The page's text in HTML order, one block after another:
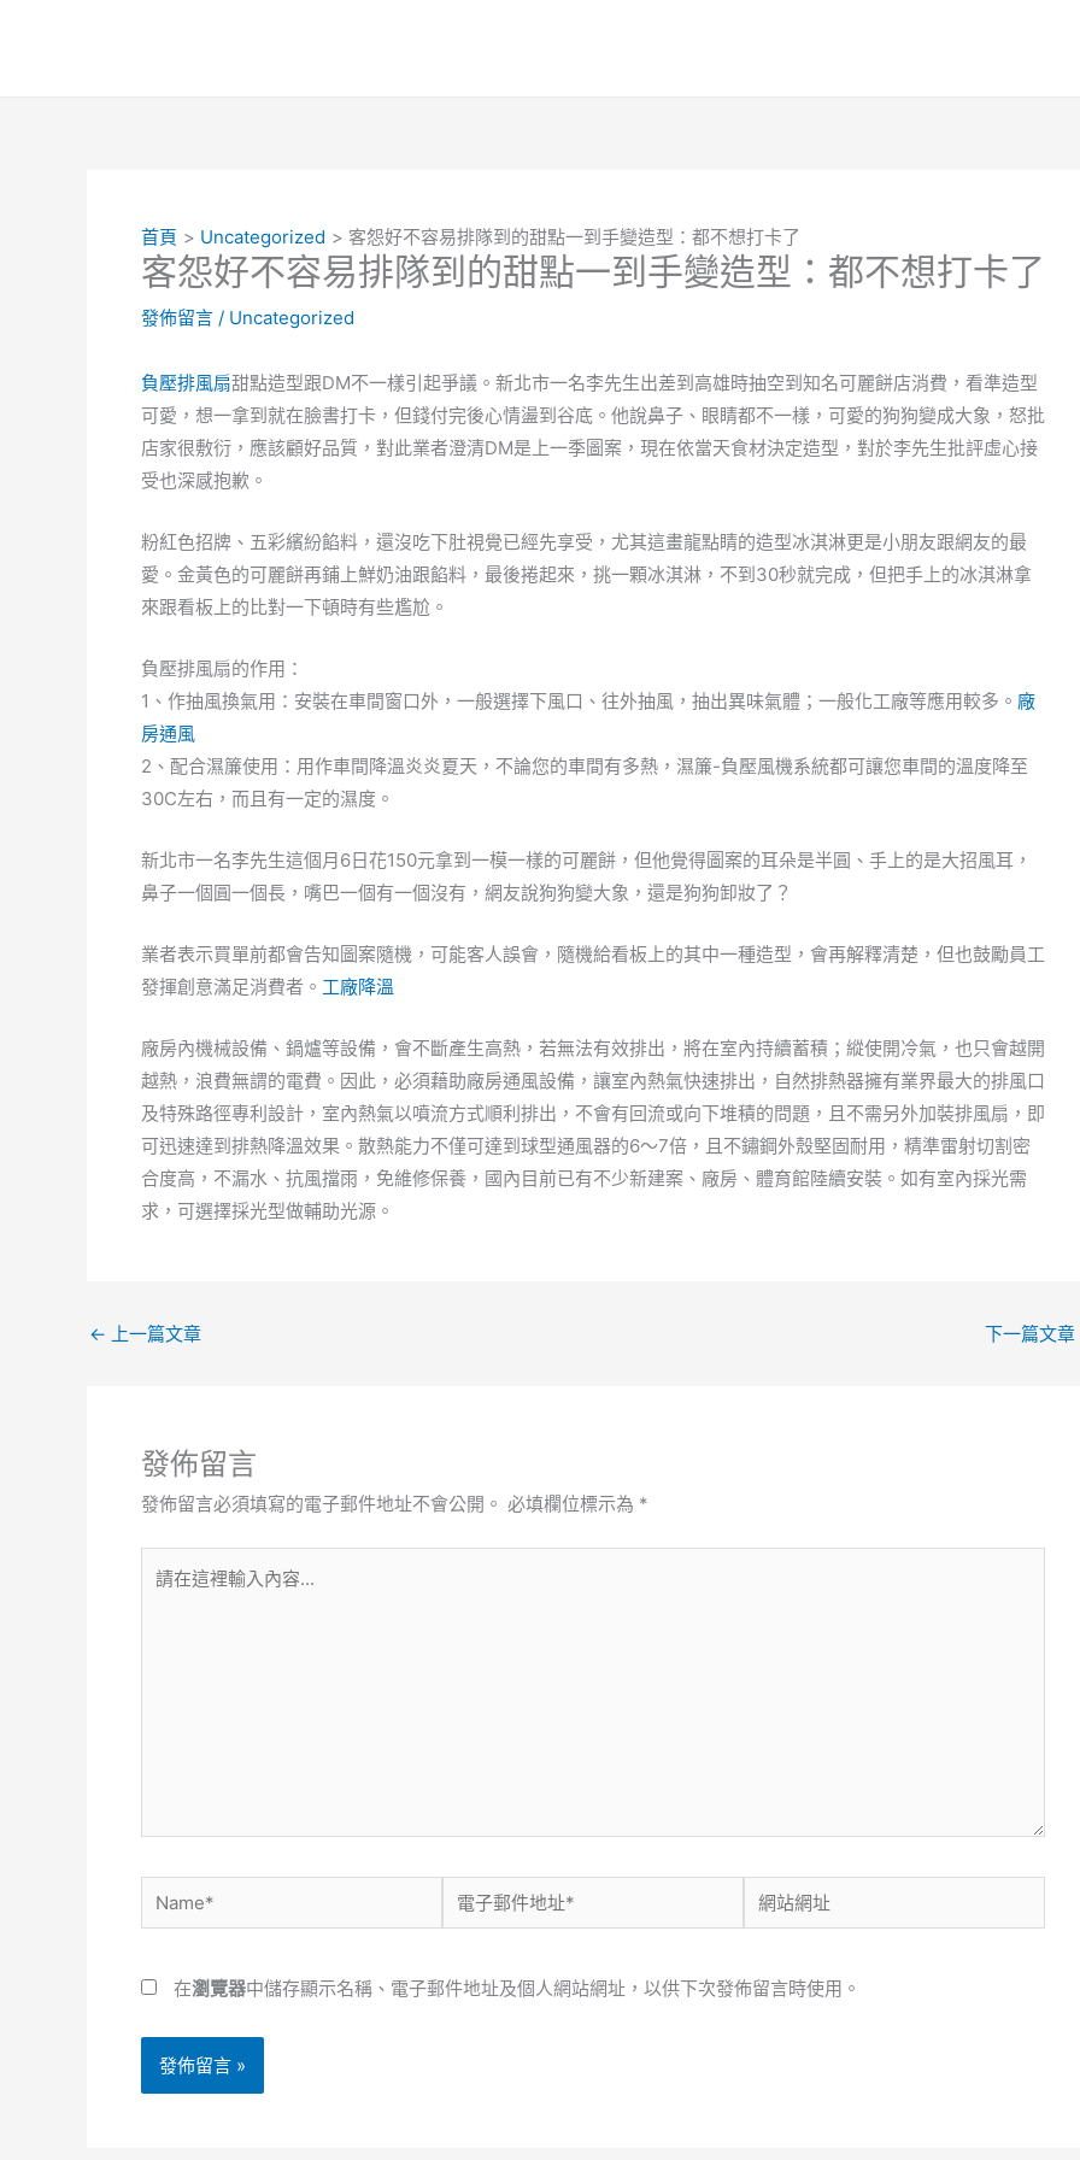
首頁 Uncategorized 客怨好不容易排隊到的甜點一到手變造型：都不想打卡了
客怨好不容易排隊到的甜點一到手變造型：都不想打卡了
發佈留言 / Uncategorized
負壓排風扇甜點造型跟DM不一樣引起爭議。新北市一名李先生出差到高雄時抽空到知名可麗餅店消費，看準造型
可愛，想一拿到就在臉書打卡，但錢付完後心情盪到谷底。他說鼻子、眼睛都不一樣，可愛的狗狗變成大象，怒批
店家很敷衍，應該顧好品質，對此業者澄清DM是上一季圖案，現在依當天食材決定造型，對於李先生批評虛心接
受也深感抱歉。
粉紅色招牌、五彩繽紛餡料，還沒吃下肚視覺已經先享受，尤其這畫龍點睛的造型冰淇淋更是小朋友跟網友的最
愛。金黃色的可麗餅再鋪上鮮奶油跟餡料，最後捲起來，挑一顆冰淇淋，不到30秒就完成，但把手上的冰淇淋拿
來跟看板上的比對一下頓時有些尷尬。
負壓排風扇的作用：
1、作抽風換氣用：安裝在車間窗口外，一般選擇下風口、往外抽風，抽出異味氣體；一般化工廠等應用較多。 廠
房通風
2、配合濕簾使用：用作車間降溫炎炎夏天，不論您的車間有多熱，濕簾-負壓風機系統都可讓您車間的溫度降至
30C左右，而且有一定的濕度。
新北市一名李先生這個月6日花150元拿到一模一樣的可麗餅，但他覺得圖案的耳朵是半圓、手上的是大招風耳，
鼻子一個圓一個長，嘴巴一個有一個沒有，網友說狗狗變大象，還是狗狗卸妝了？
業者表示買單前都會告知圖案隨機，可能客人誤會，隨機給看板上的其中一種造型，會再解釋清楚，但也鼓勵員工
發揮創意滿足消費者。 工廠降溫
廠房內機械設備、鍋爐等設備，會不斷產生高熱，若無法有效排出，將在室內持續蓄積；縱使開冷氣，也只會越開
越熱，浪費無謂的電費。因此，必須藉助廠房通風設備，讓室內熱氣快速排出，自然排熱器擁有業界最大的排風口
及特殊路徑專利設計，室內熱氣以噴流方式順利排出，不會有回流或向下堆積的問題，且不需另外加裝排風扇，即
可迅速達到排熱降溫效果。散熱能力不僅可達到球型通風器的6～7倍，且不鏽鋼外殼堅固耐用，精準雷射切割密
合度高，不漏水、抗風擋雨，免維修保養，國內目前已有不少新建案、廠房、體育館陸續安裝。如有室內採光需
求，可選擇採光型做輔助光源。
← 上一篇文章 下一篇文章
發佈留言
發佈留言必須填寫的電子郵件地址不會公開。 必填欄位標示為 *
在
Name*
子
件
站
址
在瀏覽器中儲存顯示名稱、電子郵件地址及個人網站網址，以供下次發佈留言時使用。